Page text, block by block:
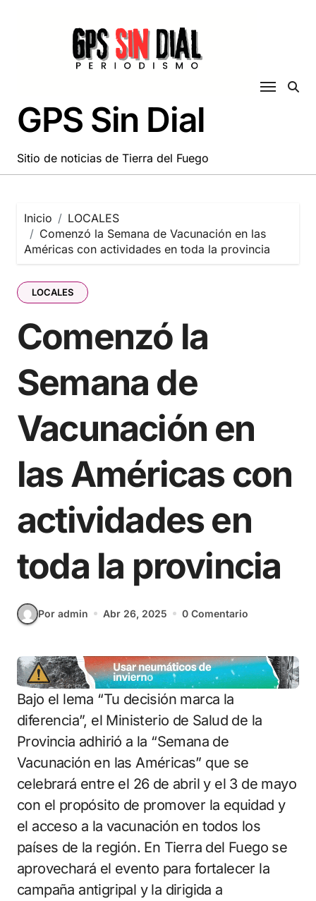
GPS Sin Dial
Sitio de noticias de Tierra del Fuego
Inicio
LOCALES
Comenzó la Semana de Vacunación en las
Américas con actividades en toda la provincia
LOCALES
Comenzó la
Semana de
Vacunación en
las Américas con
actividades en
toda la provincia
Por admin Abr 26, 2025 0 Comentario
Bajo el lema “Tu decisión marca la
diferencia”, el Ministerio de Salud de la
Provincia adhirió a la “Semana de
Vacunación en las Américas” que se
celebrará entre el 26 de abril y el 3 de mayo
con el propósito de promover la equidad y
el acceso a la vacunación en todos los
países de la región. En Tierra del Fuego se
aprovechará el evento para fortalecer la
campaña antigripal y la dirigida a